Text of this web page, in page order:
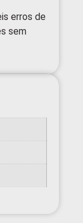
erros de
sem